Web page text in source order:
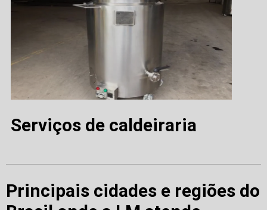
Serviços de caldeiraria
Principais cidades e regiões do